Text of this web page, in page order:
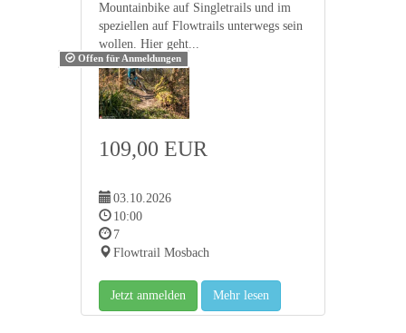
Mountainbike auf Singletrails und im
speziellen auf Flowtrails unterwegs sein
wollen. Hier geht...
Offen für Anmeldungen
109,00 EUR
03.10.2026
10:00
7
Flowtrail Mosbach
Jetzt anmelden Mehr lesen